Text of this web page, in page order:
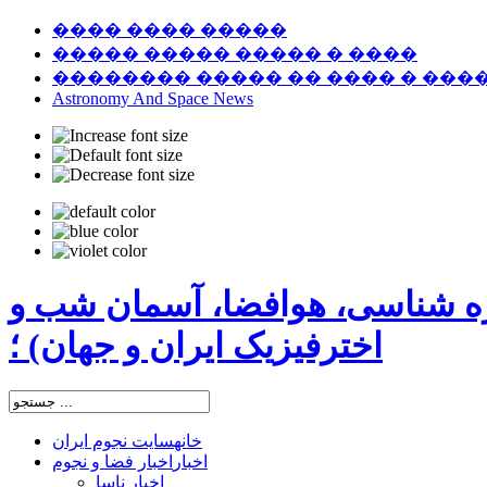
���� ���� �����
����� ����� ����� � ����
�������� ����� �� ���� �
Astronomy And Space News
شناسی، هوافضا، آسمان شب و
اخترفیزیک ایران و جهان) ؛
خانهسایت نجوم ایران
اخبار اخبار فضا و نجوم
اخبار ناسا